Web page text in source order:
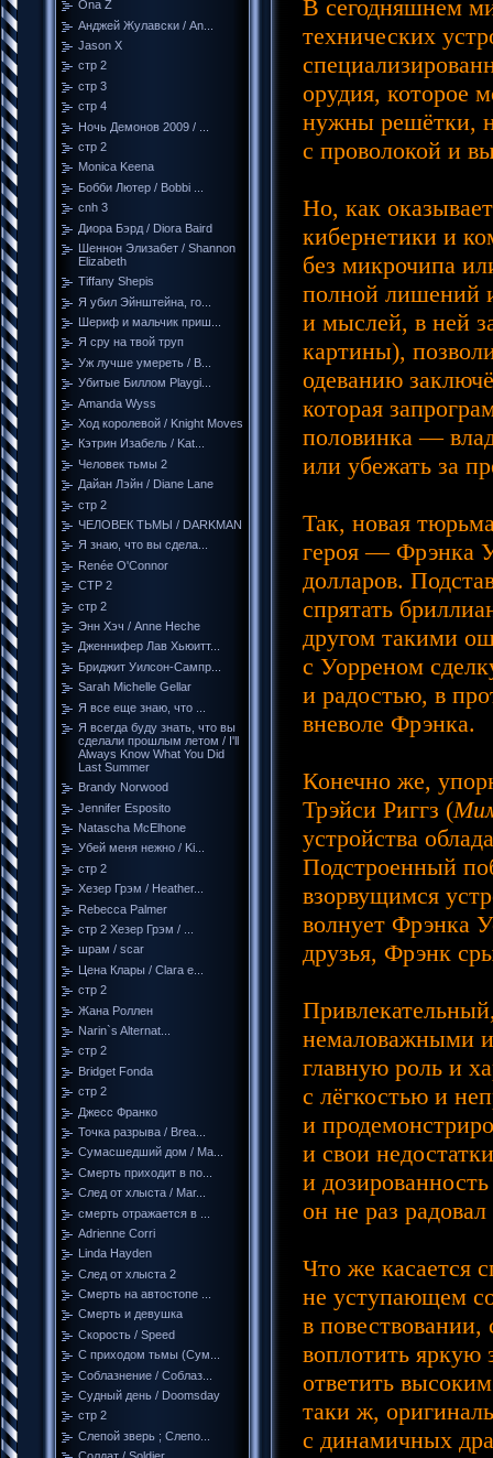
Ona Z
Анджей Жулавски / An...
Jason X
стр 2
стр 3
стр 4
Ночь Демонов 2009 / ...
стр 2
Monica Keena
Бобби Лютер / Bobbi ...
cnh 3
Диора Бэрд / Diora Baird
Шеннон Элизабет / Shannon
Elizabeth
Tiffany Shepis
Я убил Эйнштейна, го...
Шериф и мальчик приш...
Я сру на твой труп
Уж лучше умереть / B...
Убитые Биллом Playgi...
Amanda Wyss
Ход королевой / Knight Moves
Кэтрин Изабель / Kat...
Человек тьмы 2
Дайан Лэйн / Diane Lane
стр 2
ЧЕЛОВЕК ТЬМЫ / DARKMAN
Я знаю, что вы сдела...
Renée O'Connor
СТР 2
стр 2
Энн Хэч / Anne Heche
Дженнифер Лав Хьюитт...
Бриджит Уилсон-Сампр...
Sarah Michelle Gellar
Я все еще знаю, что ...
Я всегда буду знать, что вы
сделали прошлым летом / I'll
Always Know What You Did
Last Summer
Brandy Norwood
Jennifer Esposito
Natascha McElhone
Убей меня нежно / Ki...
стр 2
Хезер Грэм / Heather...
Rebecca Palmer
стр 2 Хезер Грэм / ...
шрам / scar
Цена Клары / Clara e...
стр 2
Жана Роллен
Narin`s Alternat...
стр 2
Bridget Fonda
стр 2
Джесс Франко
Точка разрыва / Brea...
Сумасшедший дом / Ma...
Смерть приходит в по...
След от хлыста / Mar...
смерть отражается в ...
Adrienne Corri
Linda Hayden
След от хлыста 2
Смерть на автостопе ...
Смерть и девушка
Скорость / Speed
С приходом тьмы (Сум...
Соблазнение / Соблаз...
Судный день / Doomsday
стр 2
Слепой зверь ; Слепо...
В сегодняшнем
технических
орудия, которое
нужны решётки,
с проволокой и
Но, как
кибернетики и
без микрочипа
полной лишений
и мыслей, в ней
картины),
одеванию
которая
половинка —
или убежать за
Так, новая
героя — Фрэнка
долларов.
спрятать
другом такими
с Уорреном
и радостью, в
вневоле Фрэнка.
Конечно же,
Трэйси Риггз (
устройства
Подстроенный
взорвущимся
волнует Фрэнка
друзья, Фрэнк
немаловажными и
главную роль и
с лёгкостью и
и
и свои
и
он не раз
Что же касается
не уступающем
в
воплотить яркую
ответить
таки ж,
с динамичных